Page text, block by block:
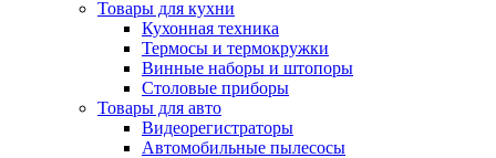
Товары для кухни
Кухонная техника
Термосы и термокружки
Винные наборы и штопоры
Столовые приборы
Товары для авто
Видеорегистраторы
Автомобильные пылесосы